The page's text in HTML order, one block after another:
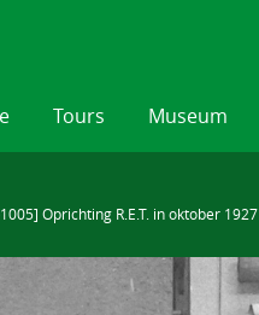
Tours Museum
Oprichting R.E.T. in oktober 1927